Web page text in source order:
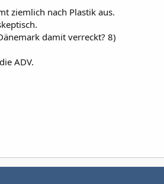
ziemlich nach Plastik aus.
damit verreckt? 8)
ADV.